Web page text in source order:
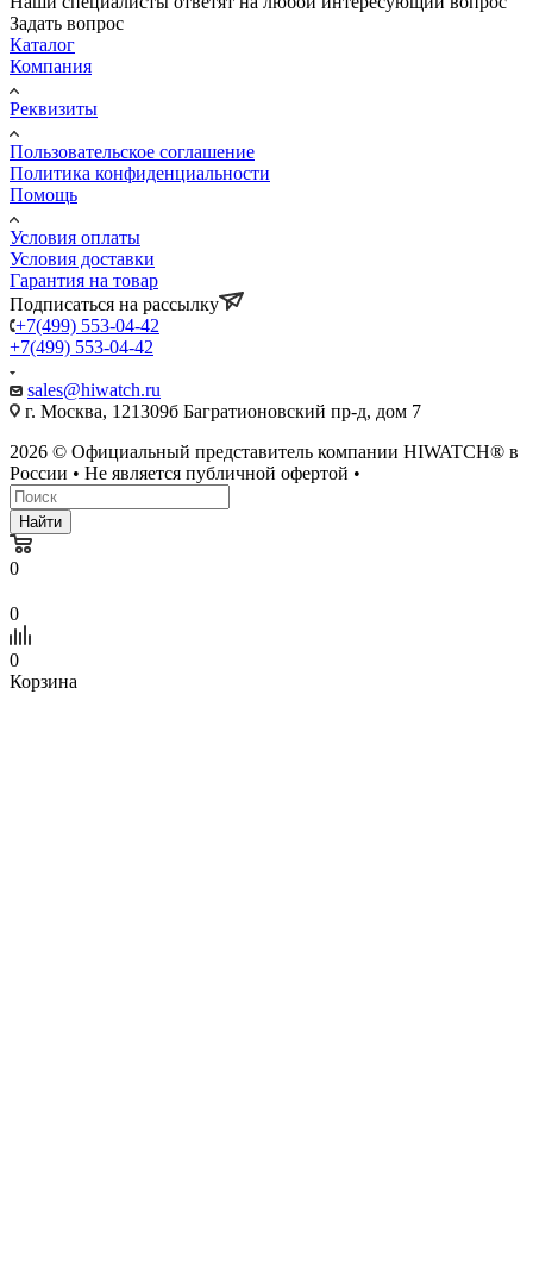
Задать вопрос
Каталог
Компания
Реквизиты
Пользовательское соглашение
Политика конфиденциальности
Помощь
Условия оплаты
Условия доставки
Гарантия на товар
Подписаться на рассылку
+7(499) 553-04-42
+7(499) 553-04-42
sales@hiwatch.ru
г. Москва, 121309б Багратионовский пр-д, дом 7
2026 © Официальный представитель компании HIWATCH® в
России • Не является публичной офертой •
Найти
0
0
0
Корзина